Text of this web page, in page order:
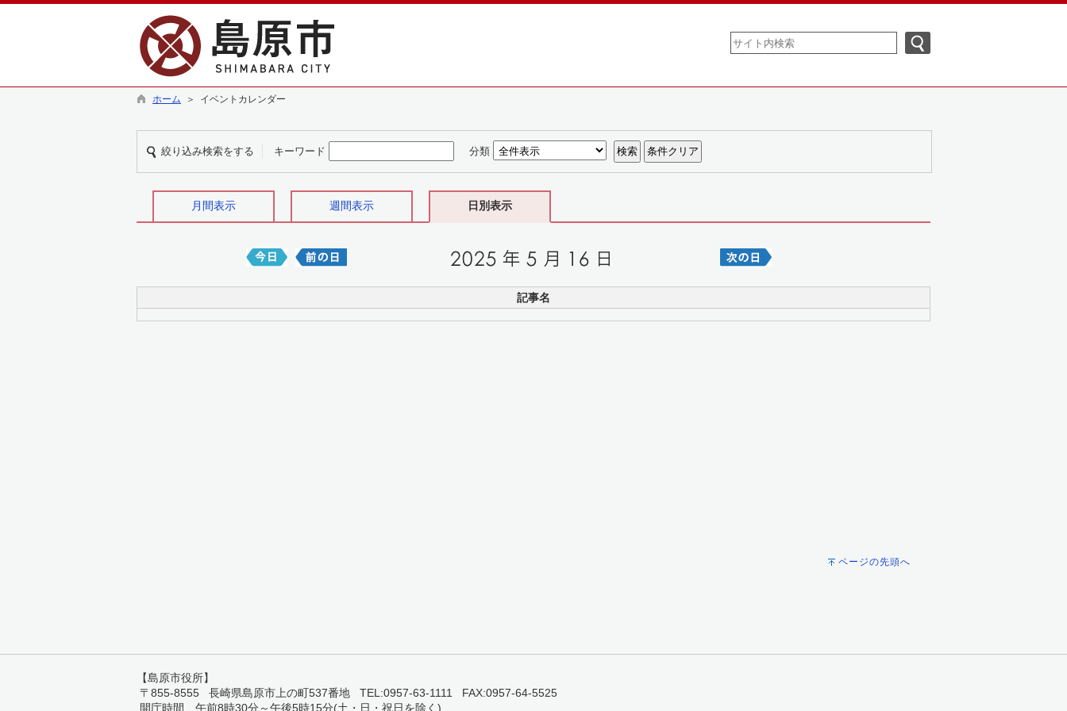
ホーム ＞ イベントカレンダー
絞り込み検索をする キーワード 分類
月間表示 週間表示 日別表示
記事名
ページの先頭へ
【島原市役所】
〒855-8555 長崎県島原市上の町537番地 TEL:0957-63-1111 FAX:0957-64-5525
開庁時間 午前8時30分～午後5時15分(土・日・祝日を除く)